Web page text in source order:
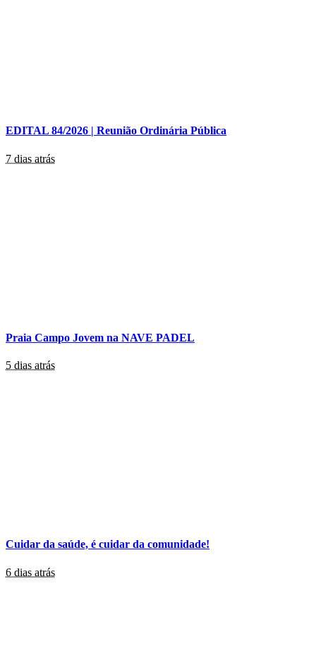
EDITAL 84/2026 | Reunião Ordinária Pública
7 dias atrás
Praia Campo Jovem na NAVE PADEL
5 dias atrás
Cuidar da saúde, é cuidar da comunidade!
6 dias atrás